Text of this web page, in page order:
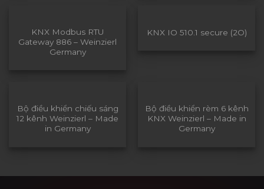
KNX Modbus RTU
Gateway 886 – Weinzierl
Germany
KNX IO 510.1 secure (2O)
Bộ điều khiển chiếu sáng
12 kênh Weinzierl – Made
in Germany
Bộ điều khiển rèm 6 kênh
KNX Weinzierl – Made in
Germany